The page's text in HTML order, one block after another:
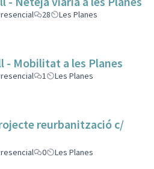
28
Les Planes
- Mobilitat a les Planes
1
Les Planes
reurbanització c/
0
Les Planes